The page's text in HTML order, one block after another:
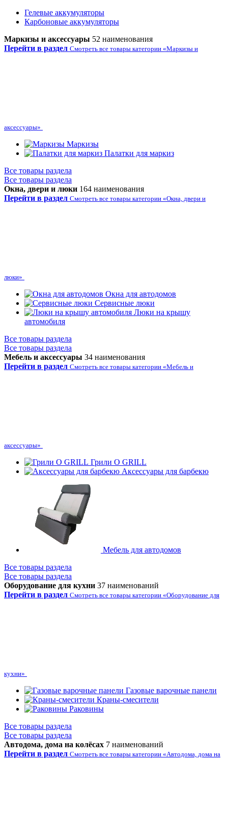
Гелевые аккумуляторы
Карбоновые аккумуляторы
Маркизы и аксессуары 52 наименования
Перейти в раздел Смотреть все товары категории «Маркизы и
аксессуары»
Маркизы
Палатки для маркиз
Все товары раздела
Все товары раздела
Окна, двери и люки 164 наименования
Перейти в раздел Смотреть все товары категории «Окна, двери и
люки»
Окна для автодомов
Сервисные люки
Люки на крышу
автомобиля
Все товары раздела
Все товары раздела
Мебель и аксессуары 34 наименования
Перейти в раздел Смотреть все товары категории «Мебель и
аксессуары»
Грили O GRILL
Аксессуары для барбекю
Мебель для автодомов
Все товары раздела
Все товары раздела
Оборудование для кухни 37 наименований
Перейти в раздел Смотреть все товары категории «Оборудование для
кухни»
Газовые варочные панели
Краны-смесители
Раковины
Все товары раздела
Все товары раздела
Автодома, дома на колёсах 7 наименований
Перейти в раздел Смотреть все товары категории «Автодома, дома на